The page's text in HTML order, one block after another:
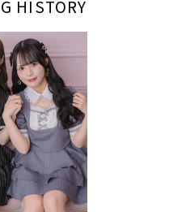
HISTORY